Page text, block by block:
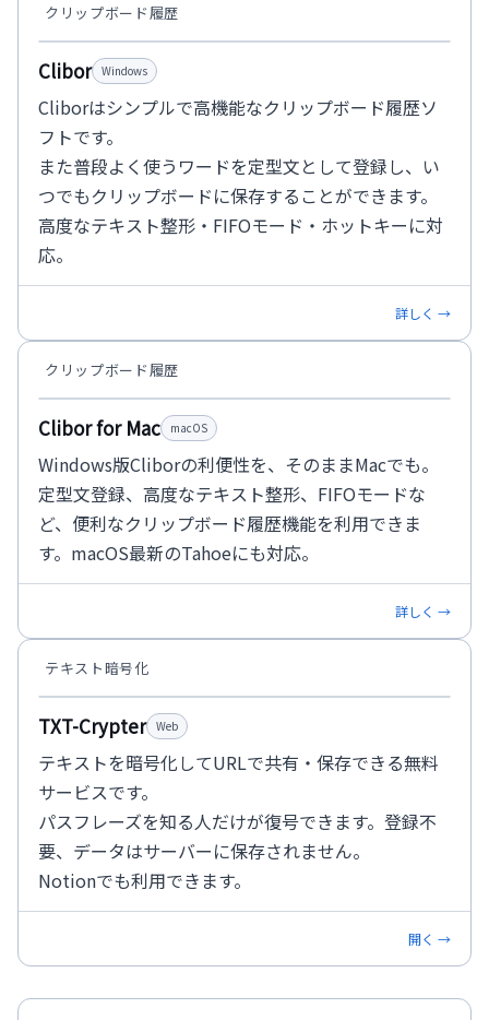
クリップボード履歴
Clibor Windows
Cliborはシンプルで高機能なクリップボード履歴ソ
フトです。
また普段よく使うワードを定型文として登録し、い
つでもクリップボードに保存することができます。
高度なテキスト整形・FIFOモード・ホットキーに対
応。
詳しく →
クリップボード履歴
Clibor for Mac macOS
Windows版Cliborの利便性を、そのままMacでも。
定型文登録、高度なテキスト整形、FIFOモードな
ど、便利なクリップボード履歴機能を利用できま
す。macOS最新のTahoeにも対応。
詳しく →
テキスト暗号化
TXT-Crypter Web
テキストを暗号化してURLで共有・保存できる無料
サービスです。
パスフレーズを知る人だけが復号できます。登録不
要、データはサーバーに保存されません。
Notionでも利用できます。
開く →